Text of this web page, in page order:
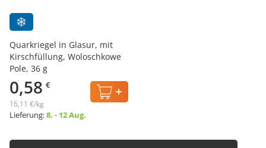
Quarkriegel in Glasur, mit
Kirschfüllung, Woloschkowe
Pole, 36 g
0,58 €
16,11 €/kg
Lieferung:8. - 12 Aug.